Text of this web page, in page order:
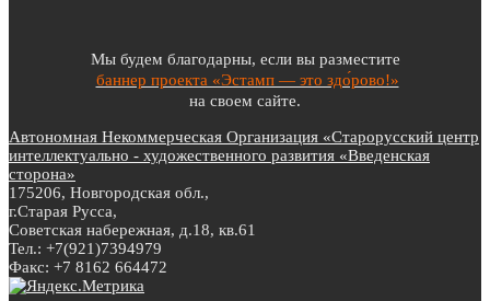
Мы будем благодарны, если вы разместите
баннер проекта «Эстамп — это здо́рово!»
на своем сайте.
Автономная Некоммерческая Организация «Старорусский центр
интеллектуально - художественного развития «Введенская
сторона»
175206, Новгородская обл.,
г.Старая Русса,
Советская набережная, д.18, кв.61
Тел.: +7(921)7394979
Факс: +7 8162 664472